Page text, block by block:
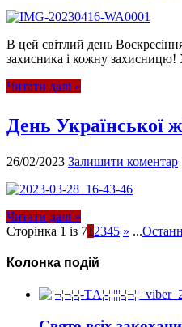
В цей світлий день
захисника і кожну
Читати далі »
День Української
26/02/2023 Залишити коментар
Читати далі »
Сторінка 1 із 71 2345 » ...
Колонка подій